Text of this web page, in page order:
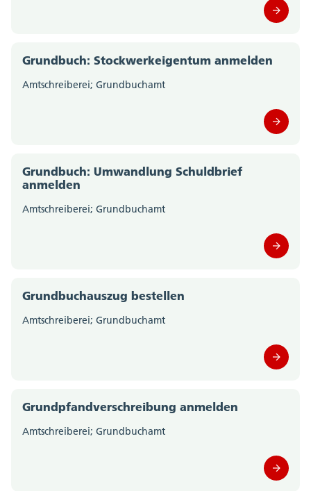
Grundbuch: Stockwerkeigentum anmelden
Amtschreiberei; Grundbuchamt
Grundbuch: Umwandlung Schuldbrief
anmelden
Amtschreiberei; Grundbuchamt
Grundbuchauszug bestellen
Amtschreiberei; Grundbuchamt
Grundpfandverschreibung anmelden
Amtschreiberei; Grundbuchamt